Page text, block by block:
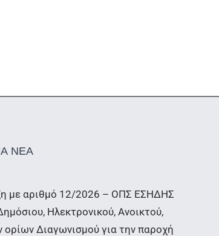
ΝΕΑ
με αριθμό 12/2026 – ΟΠΣ ΕΣΗΔΗΣ
Ηλεκτρονικού, Ανοικτού,
Διαγωνισμού για την παροχή